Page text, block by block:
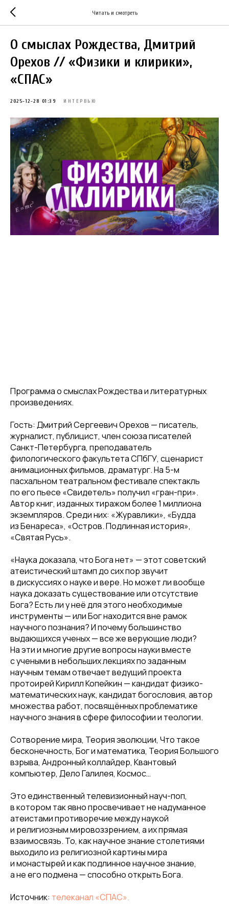
Читать и смотреть
О смыслах Рождества, Дмитрий
Орехов // «Физики и клирики»,
«СПАС»
2025-12-28 01:39 ИНТЕРВЬЮ
Программа о смыслах Рождества и литературных
произведениях.
Гость: Дмитрий Сергеевич Орехов — писатель,
журналист, публицист, член союза писателей
Санкт-Петербурга, преподаватель
филологического факультета СПбГУ, сценарист
анимационных фильмов, драматург. На 5-м
пасхальном театральном фестивале спектакль
по его пьесе «Свидетель» получил «гран-при».
Автор книг, изданных тиражом более 1 миллиона
экземпляров. Среди них: «Журавлики», «Будда
из Бенареса», «Остров. Подлинная история»,
«Святая Русь».
«Наука доказала, что Бога нет» — этот советский
атеистический штамп до сих пор звучит
в дискуссиях о науке и вере. Но может ли вообще
наука доказать существование или отсутствие
Бога? Есть ли у неё для этого необходимые
инструменты — или Бог находится вне рамок
научного познания? И почему большинство
выдающихся ученых — все же верующие люди?
На эти и многие другие вопросы науки вместе
с учеными в небольших лекциях по заданным
научным темам отвечает ведущий проекта
протоирей Кирилл Копейкин — кандидат физико-
математических наук, кандидат богословия, автор
множества работ, посвящённых проблематике
научного знания в сфере философии и теологии.
Сотворение мира, Теория эволюции, Что такое
бесконечность, Бог и математика, Теория Большого
взрыва, Андронный коллайдер, Квантовый
компьютер, Дело Галилея, Космос…
Это единственный телевизионный науч-поп,
в котором так явно просвечивает не надуманное
атеистами противоречие между наукой
и религиозным мировоззрением, а их прямая
взаимосвязь. То, как научное знание столетиями
выходило из религиозной картины мира
и монастырей и как подлинное научное знание,
а не его подмена — способно открыть Бога.
Источник: телеканал «СПАС».